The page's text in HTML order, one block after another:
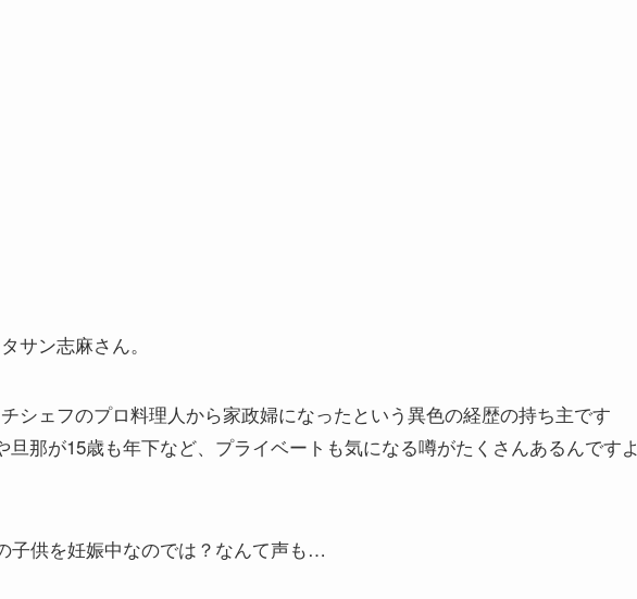
サン志麻さん。
シェフのプロ料理人から家政婦になったという異色の経歴の持ち主です
那が15歳も年下など、プライベートも気になる噂がたくさんあるんですよ
子供を妊娠中なのでは？なんて声も…